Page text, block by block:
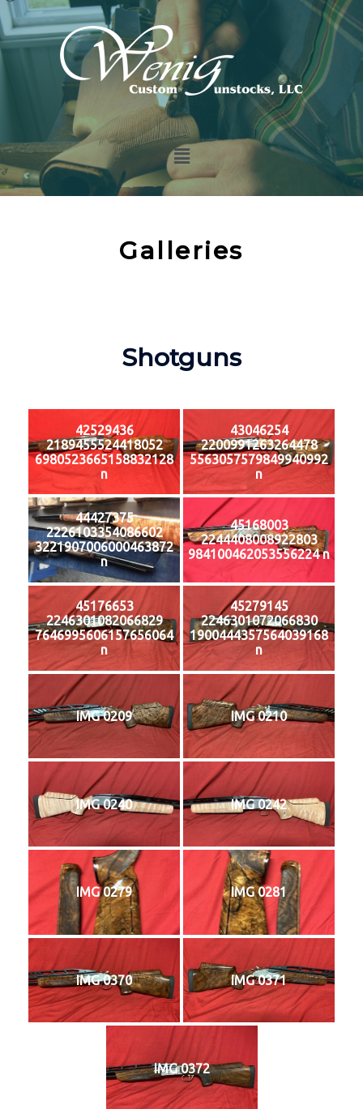
Galleries
Shotguns
42529436
2189455524418052
6980523665158832128
n
43046254
2200991263264478
5563057579849940992
n
44427375
2226103354086602
3221907006000463872
n
45168003
2244408008922803
984100462053556224 n
45176653
2246301082066829
7646995606157656064
n
45279145
2246301072066830
1900444357564039168
n
IMG 0209 IMG 0210
IMG 0240 IMG 0242
IMG 0279 IMG 0281
IMG 0370 IMG 0371
IMG 0372